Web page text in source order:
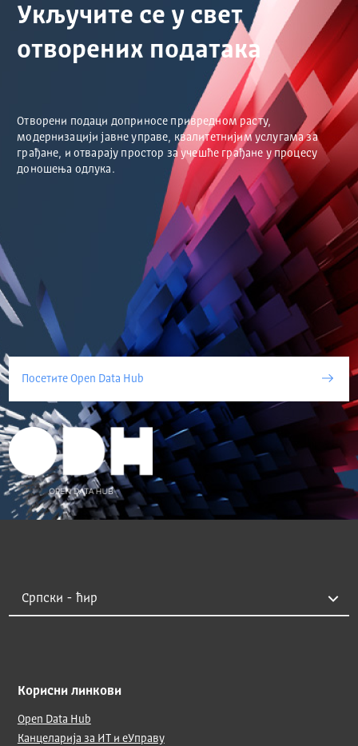
Укључите се у свет
отворених података
Отворени подаци доприносе привредном расту,
модернизацији јавне управе, квалитетнијим услугама за
грађане, и отварају простор за учешће грађане у процесу
доношења одлука.
Посетите Open Data Hub
Корисни линкови
Open Data Hub
Канцеларија за ИТ и еУправу